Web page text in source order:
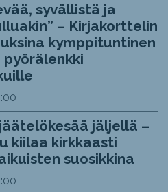
syvällistä ja
– Kirjakorttelin
kymppituntinen
jäljellä –
kiilaa kirkkaasti
suosikkina